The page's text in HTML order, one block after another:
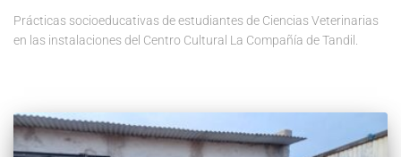
Prácticas socioeducativas de estudiantes de Ciencias Veterinarias
en las instalaciones del Centro Cultural La Compañía de Tandil.